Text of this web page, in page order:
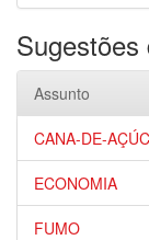
Assunto
CANA-DE-
ECONOMIA
FUMO